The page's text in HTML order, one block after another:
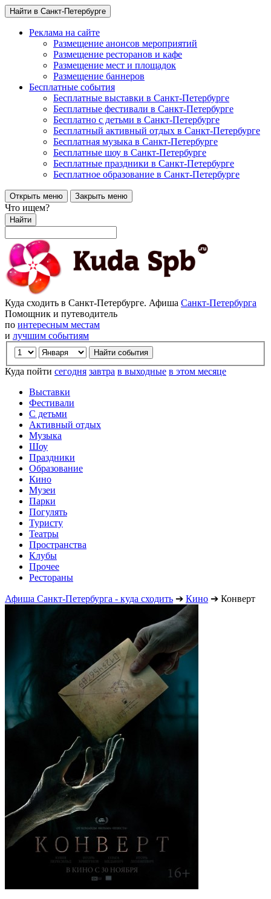
Найти в Санкт-Петербурге
Реклама на сайте
Размещение анонсов мероприятий
Размещение ресторанов и кафе
Размещение мест и площадок
Размещение баннеров
Бесплатные события
Бесплатные выставки в Санкт-Петербурге
Бесплатные фестивали в Санкт-Петербурге
Бесплатно с детьми в Санкт-Петербурге
Бесплатный активный отдых в Санкт-Петербурге
Бесплатная музыка в Санкт-Петербурге
Бесплатные шоу в Санкт-Петербурге
Бесплатные праздники в Санкт-Петербурге
Бесплатное образование в Санкт-Петербурге
Открыть меню Закрыть меню
Что ищем?
Найти
Куда сходить в Санкт-Петербурге. Афиша Санкт-Петербурга
Помощник и путеводитель
по интересным местам
и лучшим событиям
Куда пойти сегодня завтра в выходные в этом месяце
Выставки
Фестивали
С детьми
Активный отдых
Музыка
Шоу
Праздники
Образование
Кино
Музеи
Парки
Погулять
Туристу
Театры
Пространства
Клубы
Прочее
Рестораны
Афиша Санкт-Петербурга - куда сходить ➔ Кино ➔ Конверт